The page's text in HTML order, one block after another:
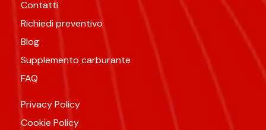
Contatti
Richiedi preventivo
Blog
Supplemento carburante
FAQ
Privacy Policy
Cookie Policy